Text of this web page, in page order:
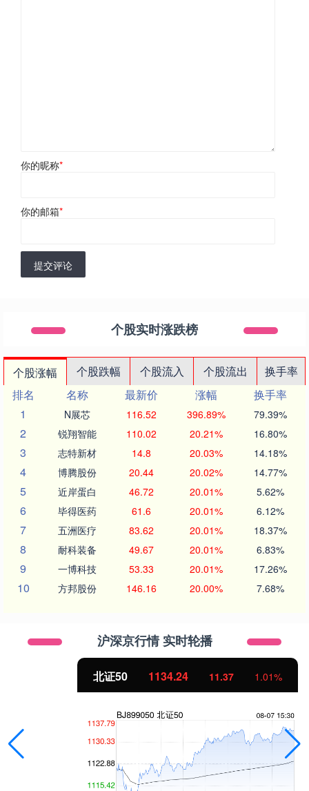
你的昵称*
你的邮箱*
提交评论
个股实时涨跌榜
个股涨幅 个股跌幅 个股流入 个股流出
换手率
排名
名称 最新价 涨幅
换手率
1
N展芯 116.52 396.89% 79.39%
2 锐翔智能 110.02 20.21% 16.80%
3 志特新材 14.8 20.03% 14.18%
4 博腾股份 20.44 20.02% 14.77%
5 近岸蛋白 46.72 20.01% 5.62%
6 毕得医药 61.6 20.01% 6.12%
7 五洲医疗 83.62 20.01% 18.37%
8 耐科装备 49.67 20.01% 6.83%
9 一博科技 53.33 20.01% 17.26%
10 方邦股份 146.16 20.00% 7.68%
沪深京行情 实时轮播
北证50 1134.24 11.37 1.01%